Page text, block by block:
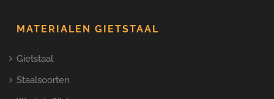
MATERIALEN GIETSTAAL
Gietstaal
Staalsoorten